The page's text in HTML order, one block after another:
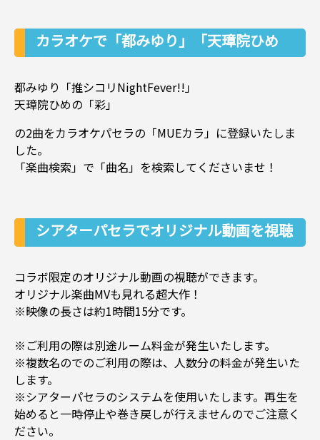
カラオケで「都みゆり」「天璋院ひめ
都みゆり「推シコリNightFever!!」
天璋院ひめの「彩」
の2曲をカラオケパセラの「MUEカラ」に登録いたしま
した。
「楽曲検索」で「曲名」を検索してくださいませ！
シアターパセラでオリジナル動画を視聴
コラボ限定のオリジナル動画の視聴ができます。
オリジナル楽曲MVも見れる超大作！
※映像の長さは約1時間15分です。
※ご利用の際は別途ルーム料金が発生いたします。
※複数名のでのご利用の際は、人数分の料金が発生いた
します。
※シアターパセラのシステムを使用いたします。再生を
始めると一時停止や巻き戻しが行えませんのでご注意く
ださい。